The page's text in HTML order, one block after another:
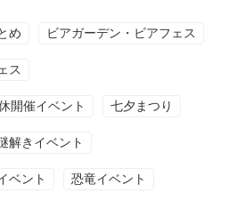
め ビアガーデン・ビアフェス
ス
開催イベント 七夕まつり
解きイベント
ベント 恐竜イベント